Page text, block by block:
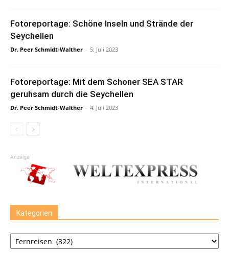
Fotoreportage: Schöne Inseln und Strände der
Seychellen
Dr. Peer Schmidt-Walther - 5. Juli 2023
Fotoreportage: Mit dem Schoner SEA STAR
geruhsam durch die Seychellen
Dr. Peer Schmidt-Walther - 4. Juli 2023
Anzeige
Kategorien
Kategorien